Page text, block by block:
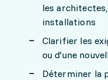
les
installations
Clarifier les
ou d'une
Déterminer la